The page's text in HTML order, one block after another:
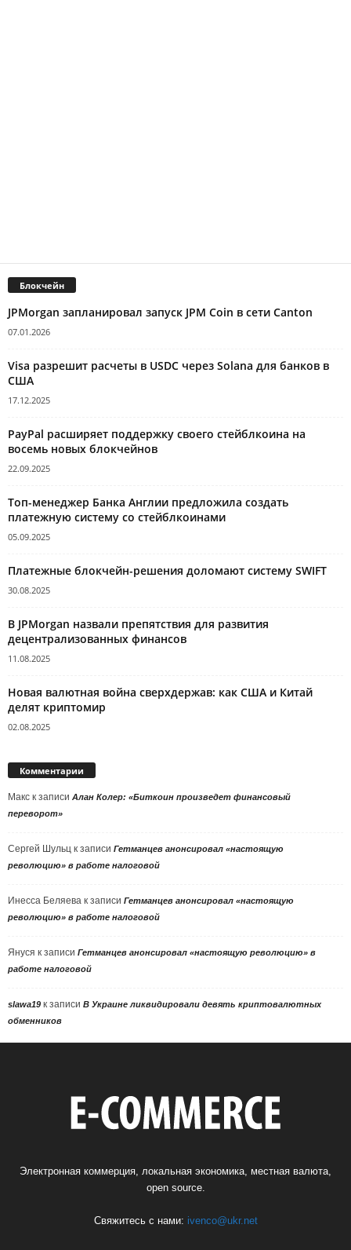
Блокчейн
JPMorgan запланировал запуск JPM Coin в сети Canton
07.01.2026
Visa разрешит расчеты в USDC через Solana для банков в
США
17.12.2025
PayPal расширяет поддержку своего стейблкоина на
восемь новых блокчейнов
22.09.2025
Топ-менеджер Банка Англии предложила создать
платежную систему со стейблкоинами
05.09.2025
Платежные блокчейн-решения доломают систему SWIFT
30.08.2025
В JPMorgan назвали препятствия для развития
децентрализованных финансов
11.08.2025
Новая валютная война сверхдержав: как США и Китай
делят криптомир
02.08.2025
Комментарии
Макс к записи Алан Колер: «Биткоин произведет финансовый
переворот»
Сергей Шульц к записи Гетманцев анонсировал «настоящую
революцию» в работе налоговой
Инесса Беляева к записи Гетманцев анонсировал «настоящую
революцию» в работе налоговой
Януся к записи Гетманцев анонсировал «настоящую революцию» в
работе налоговой
slawa19 к записи В Украине ликвидировали девять криптовалютных
обменников
Электронная коммерция, локальная экономика, местная валюта,
open source.
Свяжитесь с нами: ivenco@ukr.net